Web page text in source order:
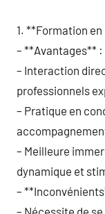
1. **Formation
– **Avantages** :
– Interaction
professionnels
– Pratique en
– Meilleure
dynamique et
–
– Nécessite de